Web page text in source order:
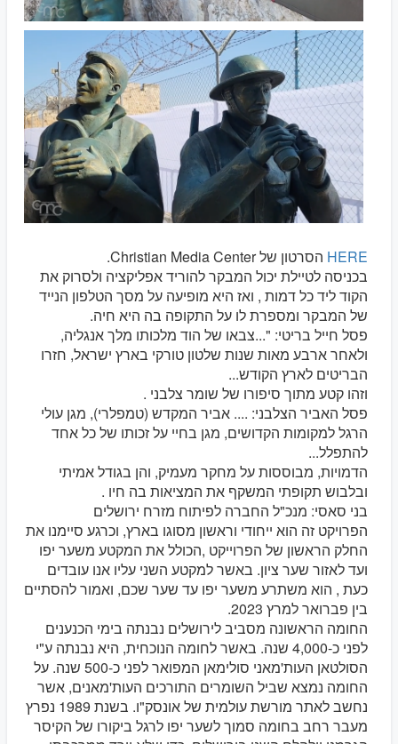
HERE הסרטון של Christian Media Center.
בכניסה לטיילת יכול המבקר להוריד אפליקציה ולסרוק את
הקוד ליד כל דמות , ואז היא מופיעה על מסך הטלפון הנייד
של המבקר ומספרת לו על התקופה בה היא חיה.
פסל חייל בריטי: "...צבאו של הוד מלכותו מלך אנגליה,
ולאחר ארבע מאות שנות שלטון טורקי בארץ ישראל, חזרו
הבריטים לארץ הקודש...
וזהו קטע מתוך סיפורו של שומר צלבני .
פסל האביר הצלבני: .... אביר המקדש (טמפלרי), מגן עולי
הרגל למקומות הקדושים, מגן בחיי על זכותו של כל אחד
להתפלל...
הדמויות, מבוססות על מחקר מעמיק, והן בגודל אמיתי
ובלבוש תקופתי המשקף את המציאות בה חיו .
בני סאסי: מנכ"ל החברה לפיתוח מזרח ירושלים
הפרויקט זה הוא ייחודי וראשון מסוגו בארץ, וכרגע סיימנו את
החלק הראשון של הפרוייקט ,הכולל את המקטע משער יפו
ועד לאזור שער ציון. באשר למקטע השני עליו אנו עובדים
כעת , הוא משתרע משער יפו עד שער שכם, ואמור להסתיים
בין פברואר למרץ 2023.
החומה הראשונה מסביב לירושלים נבנתה בימי הכנענים
לפני כ-4,000 שנה. באשר לחומה הנוכחית, היא נבנתה ע"י
הסולטאן העות'מאני סולימאן המפואר לפני כ-500 שנה. על
החומה נמצא שביל השומרים התורכים העות'מאנים, אשר
נחשב לאתר מורשת עולמית של אונסק"ו. בשנת 1989 נפרץ
מעבר רחב בחומה סמוך לשער יפו לרגל ביקורו של הקיסר